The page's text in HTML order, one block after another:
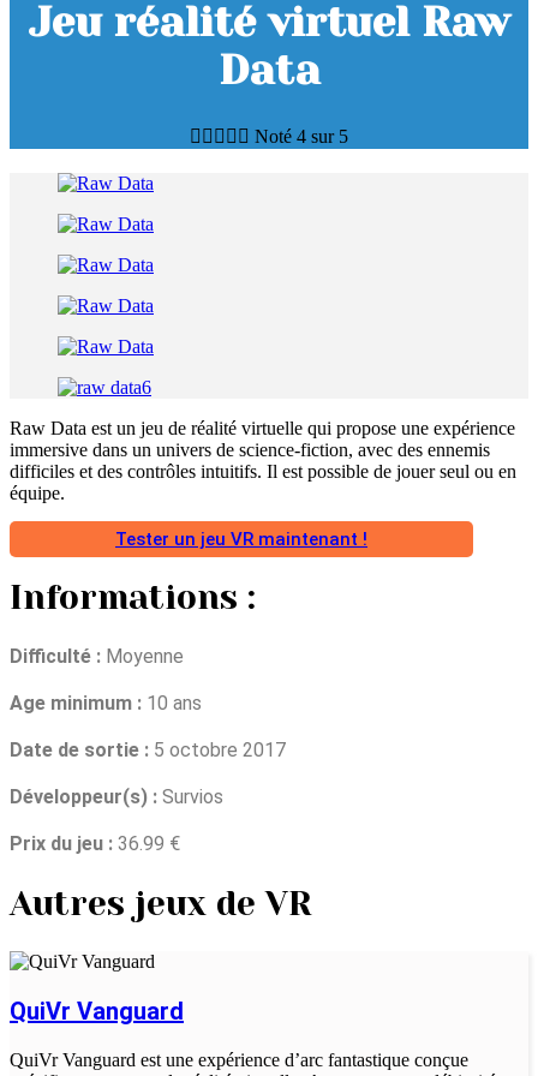
Jeu réalité virtuel Raw
Data
     Noté 4 sur 5
Raw Data est un jeu de réalité virtuelle qui propose une expérience
immersive dans un univers de science-fiction, avec des ennemis
difficiles et des contrôles intuitifs. Il est possible de jouer seul ou en
équipe.
Tester un jeu VR maintenant !
Informations :
Difficulté : Moyenne
Age minimum : 10 ans
Date de sortie : 5 octobre 2017
Développeur(s) : Survios
Prix du jeu : 36.99 €
Autres jeux de VR
QuiVr Vanguard
QuiVr Vanguard est une expérience d’arc fantastique conçue